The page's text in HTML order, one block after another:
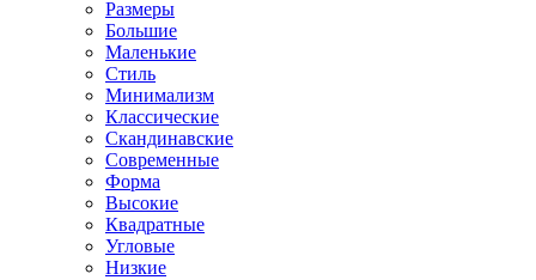
Размеры
Большие
Маленькие
Стиль
Минимализм
Классические
Скандинавские
Современные
Форма
Высокие
Квадратные
Угловые
Низкие